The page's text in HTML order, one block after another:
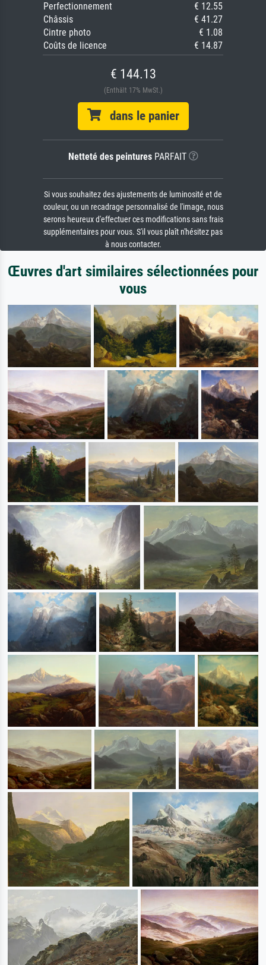
Perfectionnement
€ 12.55
Châssis
€ 41.27
Cintre photo
€ 1.08
Coûts de licence
€ 14.87
€ 144.13
(Enthält 17% MwSt.)
dans le panier
Netteté des peinturesPARFAIT
Si vous souhaitez des ajustements de luminosité et de
couleur, ou un recadrage personnalisé de l'image, nous
serons heureux d'effectuer ces modifications sans frais
supplémentaires pour vous. S'il vous plaît n'hésitez pas
à nous contacter.
Œuvres d'art similaires sélectionnées pour
vous